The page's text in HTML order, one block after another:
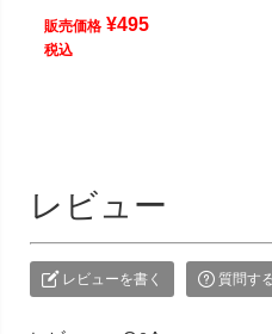
販売価格 ¥495
税込
レビュー
レビューを書く 質問す